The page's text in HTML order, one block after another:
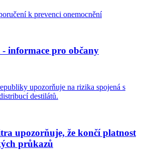
k prevenci onemocnění
informace pro občany
upozorňuje na rizika spojená s
destilátů.
upozorňuje, že končí platnost
průkazů